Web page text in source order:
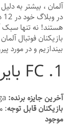
آلمان ، بیشتر به
هستند! نه تنها سبک
بازیکنان فوتبال
بیندازیم و در مورد
1. FC بایرن مونیخ: میراث موفقیت
آخرین جایزه برنده:
بازیکنان قابل توجه:
موجود